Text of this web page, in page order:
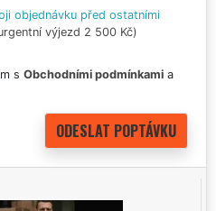
objednávku před ostatními
výjezd 2 500 Kč)
s Obchodními podmínkami a